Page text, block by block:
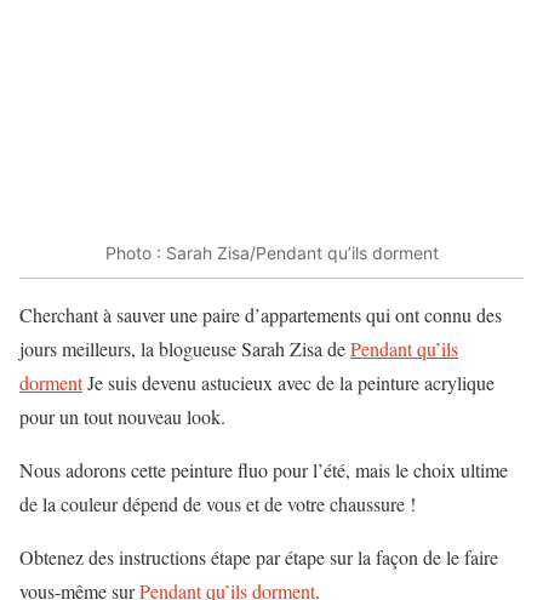
Photo : Sarah Zisa/Pendant qu’ils dorment
Cherchant à sauver une paire d’appartements qui ont connu des
jours meilleurs, la blogueuse Sarah Zisa dePendant qu’ils
dormentJe suis devenu astucieux avec de la peinture acrylique
pour un tout nouveau look.
Nous adorons cette peinture fluo pour l’été, mais le choix ultime
de la couleur dépend de vous et de votre chaussure !
Obtenez des instructions étape par étape sur la façon de le faire
vous-même surPendant qu’ils dorment.